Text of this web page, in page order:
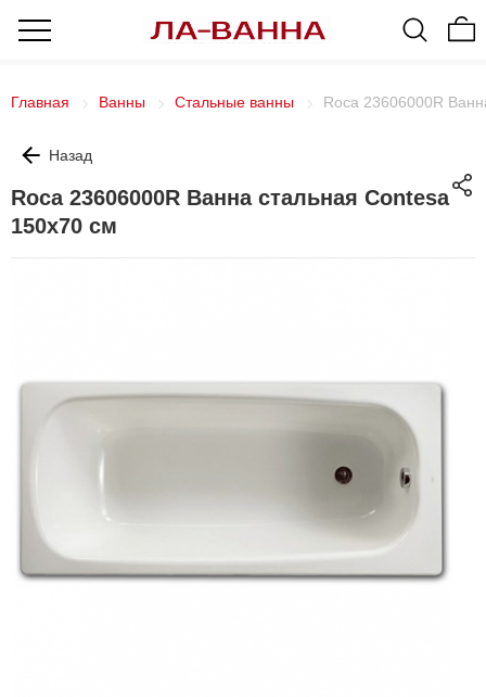
Главная Ванны Стальные ванны Roca 23606000R
Назад
Roca 23606000R Ванна стальная Contesa
150x70 см